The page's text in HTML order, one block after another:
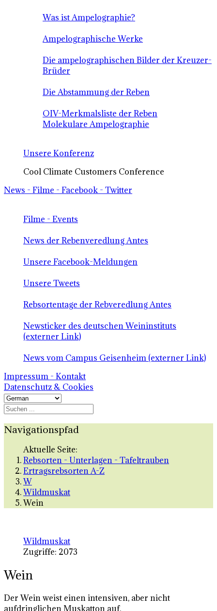
Was ist Ampelographie?
Ampelographische Werke
Die ampelographischen Bilder der Kreuzer-
Brüder
Die Abstammung der Reben
OIV-Merkmalsliste der Reben
Molekulare Ampelographie
Unsere Konferenz
Cool Climate Customers Conference
News - Filme - Facebook - Twitter
Filme - Events
News der Rebenveredlung Antes
Unsere Facebook-Meldungen
Unsere Tweets
Rebsortentage der Rebveredlung Antes
Newsticker des deutschen Weininstituts
(externer Link)
News vom Campus Geisenheim (externer Link)
Impressum - Kontakt
Datenschutz & Cookies
Navigationspfad
Aktuelle Seite:
Rebsorten - Unterlagen - Tafeltrauben
Ertragsrebsorten A-Z
W
Wildmuskat
Wein
Wildmuskat
Zugriffe: 2073
Wein
Der Wein weist einen intensiven, aber nicht
aufdringlichen Muskatton auf.